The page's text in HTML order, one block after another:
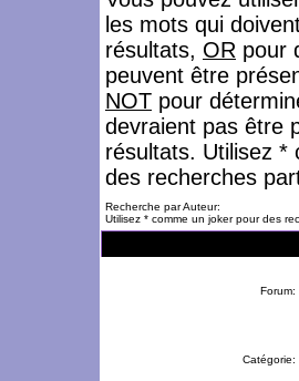
les mots qui
résultats, OR pour
peuvent être
NOT pour
devraient pas être
résultats. Utilisez *
des recherches
Recherche par Auteur:
Utilisez * comme un joker pour des
Forum:
Catégorie: